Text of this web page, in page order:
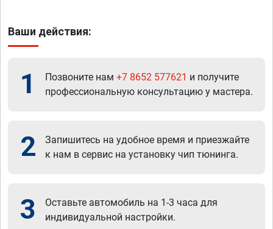
Ваши действия:
1 Позвоните нам +7 8652 577621 и получите
профессиональную консультацию у мастера.
2
Запишитесь на удобное время и приезжайте
к нам в сервис на установку чип тюнинга.
3
Оставьте автомобиль на 1-3 часа для
индивидуальной настройки.